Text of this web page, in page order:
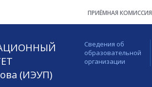
ПРИЁМНАЯ КОМИССИЯ
(ИЭУП)
Сведения об
образовательной
организации